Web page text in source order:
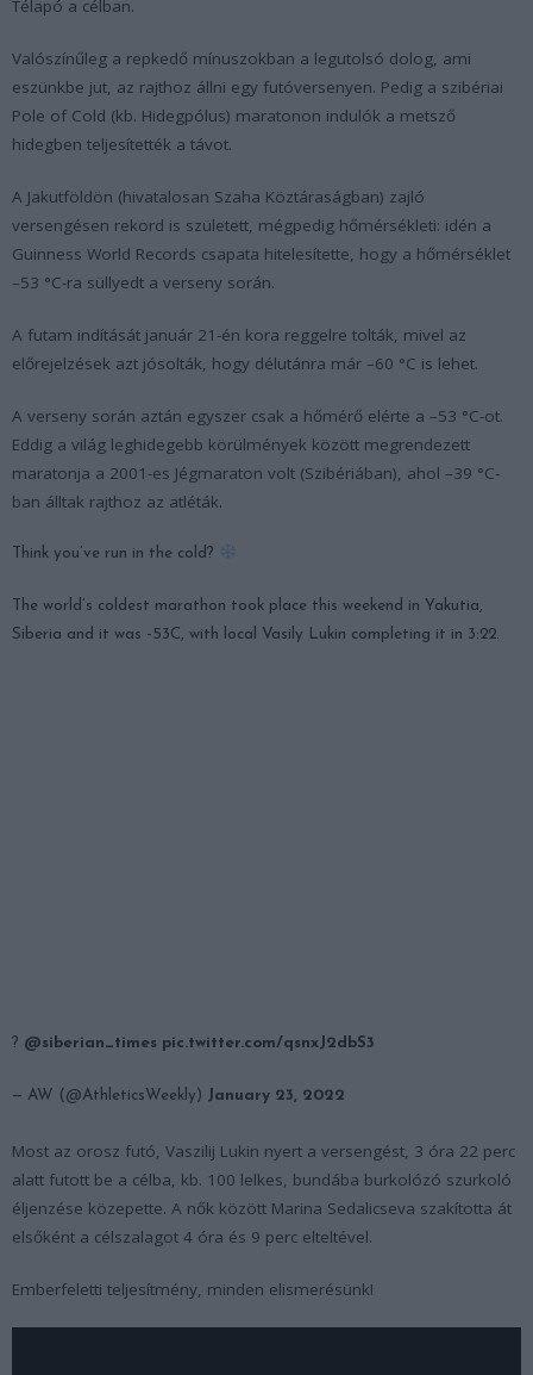
Télapó a célban.
Valószínűleg a repkedő mínuszokban a legutolsó dolog, ami
eszünkbe jut, az rajthoz állni egy futóversenyen. Pedig a szibériai
Pole of Cold (kb. Hidegpólus) maratonon indulók a metsző
hidegben teljesítették a távot.
A Jakutföldön (hivatalosan Szaha Köztáraságban) zajló
versengésen rekord is született, mégpedig hőmérsékleti: idén a
Guinness World Records csapata hitelesítette, hogy a hőmérséklet
–53 °C-ra süllyedt a verseny során.
A futam indítását január 21-én kora reggelre tolták, mivel az
előrejelzések azt jósolták, hogy délutánra már –60 °C is lehet.
A verseny során aztán egyszer csak a hőmérő elérte a –53 °C-ot.
Eddig a világ leghidegebb körülmények között megrendezett
maratonja a 2001-es Jégmaraton volt (Szibériában), ahol –39 °C-
ban álltak rajthoz az atléták.
Think you’ve run in the cold?
The world’s coldest marathon took place this weekend in Yakutia,
Siberia and it was -53C, with local Vasily Lukin completing it in 3:22.
? @siberian_times pic.twitter.com/qsnxJ2dbS3
— AW (@AthleticsWeekly) January 23, 2022
Most az orosz futó, Vaszilij Lukin nyert a versengést, 3 óra 22 perc
alatt futott be a célba, kb. 100 lelkes, bundába burkolózó szurkoló
éljenzése közepette. A nők között Marina Sedalicseva szakította át
elsőként a célszalagot 4 óra és 9 perc elteltével.
Emberfeletti teljesítmény, minden elismerésünk!